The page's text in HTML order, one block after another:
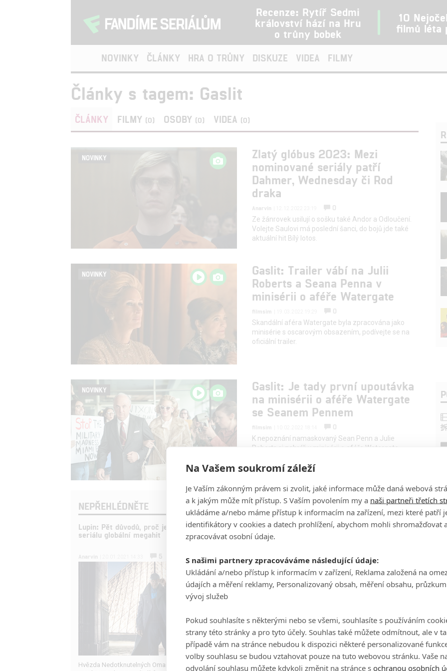
Recenze: Rytíř Sedmi
království hází na Hru
o trůny bobek
10
filmů léta
NOVINKY ČLÁNKY HRA O TRŮNY DISKUZE VIDEA FILMY
Články s tagem: Gaslit
ČLÁNKY FILMY (0) OSOBY (0) VIDEA (0)
NOVINKY
Zlatý glóbus 2023: Mezi
nominované seriály patří
Dahmer, Wednesday či Rod
draka
Anarvin
0
Ze žánrovek usilují o sošku také Andor a Odloučení.
Volejte Saulovi má poslední šanci, do bojů jde také
aktuální hit Bílý lotos.
NOVINKY
Gaslit: Trailer vábí na Julii
Roberts a Seana Penna v
minisérii o aféře Watergate
filmsim
0
Skandální aféra Watergate byla zpracována jako
minisérie s oscarovým obsazením, podívejte se na
oficiální trailer.
NOVINKY
Gaslit: Je tady první upoutávka
na minisérii o aféře Watergate
se Seanem Pennem
filmsim
0
K nepoznání namaskovaný Sean Penn a Julie
Roberts si zahráli v minisérii o aféře Watergate,
NEPŘEHLÉDNĚTE
Lupin: Pět důvodů, proč je z tuctového
seriálu globální megahit
Hvězda Nedotknutelných Omar Sy dokázal jako lupič
Aktuální přehled obnovených i zrušených
seriálů
| 29.12.2020 19:37 230
Utopie, Zámek a klíč, Industry, Ted Lasso nebo Kačeří
Na Vašem soukromí záleží
Je Vaším zákonným právem si zvolit, jaké informace může daná webová
a k jakým může mít přístup. S Vaším povolením my a naši partneři třetích
ukládáme a/nebo máme přístup k informacím na zařízení, mezi které patří
identifikátory v cookies a datech prohlížení, abychom mohli shromažďovat
zpracovávat osobní údaje.
S našimi partnery zpracováváme následující údaje:
Ukládání a/nebo přístup k informacím v zařízení, Reklama založená na
údajích a měření reklamy, Personalizovaný obsah, měření obsahu,
vývoj služeb
Pokud souhlasíte s některými nebo se všemi, souhlasíte s používáním
strany této stránky a pro tyto účely. Souhlas také můžete odmítnout, ale v
případě vám na stránce nebudou k dispozici některé personalizované
volby souhlasu se budou vztahovat pouze na tuto webovou stránku. Vaše
odvolání souhlasu můžete kdykoli změnit na stránce s ochranou osobních